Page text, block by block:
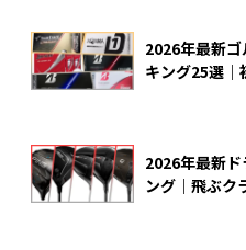
2026年最新
キング25選｜
2026年最新
ング｜飛ぶク